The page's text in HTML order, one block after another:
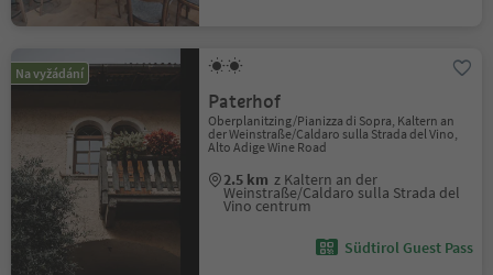
Na vyžádání
Paterhof
Oberplanitzing/Pianizza di Sopra, Kaltern an
der Weinstraße/Caldaro sulla Strada del Vino,
Alto Adige Wine Road
2.5 km z Kaltern an der
Weinstraße/Caldaro sulla Strada del
Vino centrum
Südtirol Guest Pass